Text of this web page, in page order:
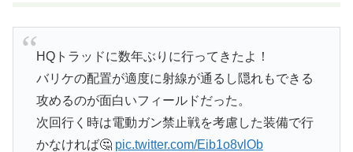
HQトラッドに数年ぶりに行ってきたよ！
バリケの配置が適度に射線が通るし隠れもできる
攻めるのが面白いフィールドだった。
次回行く時は電動ガン禁止戦を考慮した装備で行
かなければ🤔 pic.twitter.com/Eib1o8vlOb